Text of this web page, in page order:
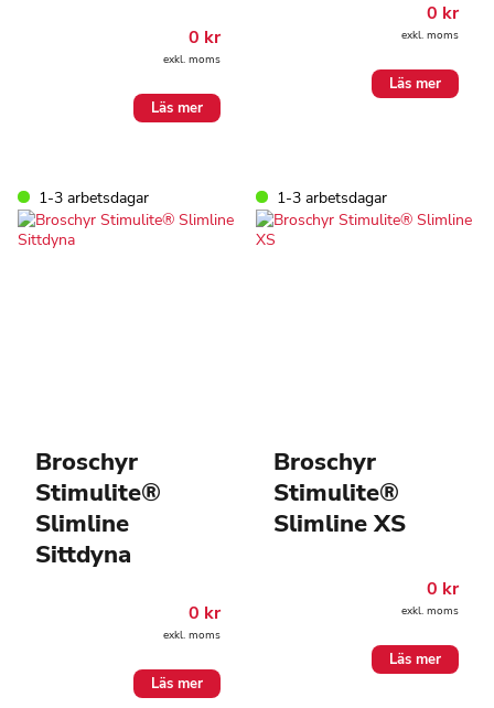
0 kr
exkl. moms
Läs mer
0 kr
exkl. moms
Läs mer
1-3 arbetsdagar
Broschyr
Stimulite®
Slimline
Sittdyna
0 kr
exkl. moms
Läs mer
1-3 arbetsdagar
Broschyr
Stimulite®
Slimline XS
0 kr
exkl. moms
Läs mer